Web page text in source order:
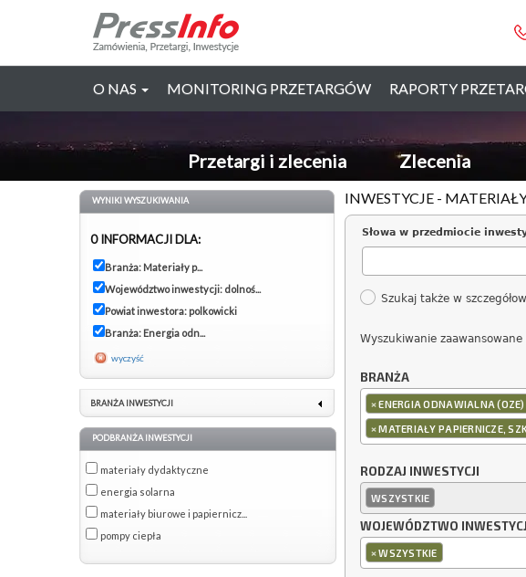
O NAS MONITORING PRZETARGÓW RAPORTY
Przetargi i zlecenia Zlecenia
INWESTYCJE -
Słowa w przedmiocie
Szukaj także w
Wyszukiwanie
BRANŻA
×ENERGIA ODNAWIALNA (OZE)
×MATERIAŁY PAPIERNICZE,
RODZAJ INWESTYCJI
WSZYSTKIE
WOJEWÓDZTWO
×WSZYSTKIE
WYNIKI WYSZUKIWANIA
0 INFORMACJI DLA:
Branża: Materiały p...
Województwo inwestycji: dolnoś...
Powiat inwestora: polkowicki
Branża: Energia odn...
wyczyść
BRANŻA INWESTYCJI
PODBRANŻA INWESTYCJI
materiały dydaktyczne
energia solarna
materiały biurowe i papiernicz...
pompy ciepła